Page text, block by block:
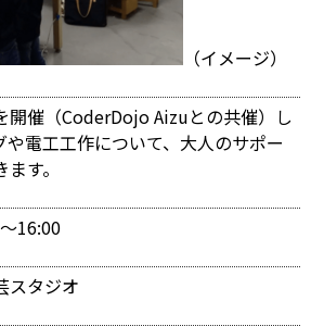
（イメージ）
開催（CoderDojo Aizuとの共催）し
や電工工作について、大人のサポー
す。
16:00
タジオ